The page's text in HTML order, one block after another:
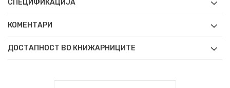
СПЕЦИФИКАЦИЈА
КОМЕНТАРИ
ДОСТАПНОСТ ВО КНИЖАРНИЦИТЕ